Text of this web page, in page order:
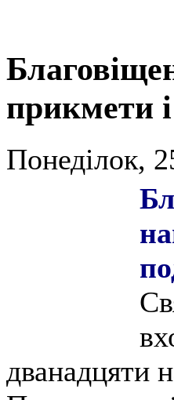
прикмети
Понеділок,
дванадцяти